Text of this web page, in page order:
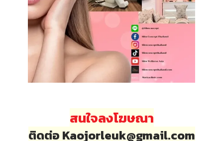
สนใจลงโฆษณา
ติดต่อ Kaojorleuk@gmail.com